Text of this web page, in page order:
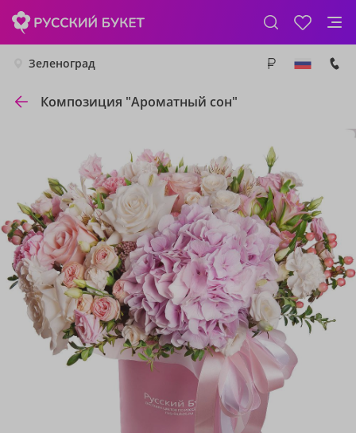
Зеленоград
Композиция "Ароматный сон"